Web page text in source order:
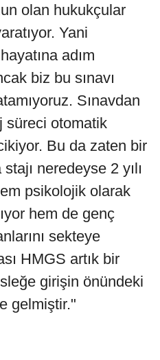
olan hukukçular
Yani
adım
biz bu sınavı
Sınavdan
süreci otomatik
Bu da zaten bir
neredeyse 2 yılı
psikolojik olarak
hem de genç
sekteye
HMGS artık bir
girişin önündeki
gelmiştir."